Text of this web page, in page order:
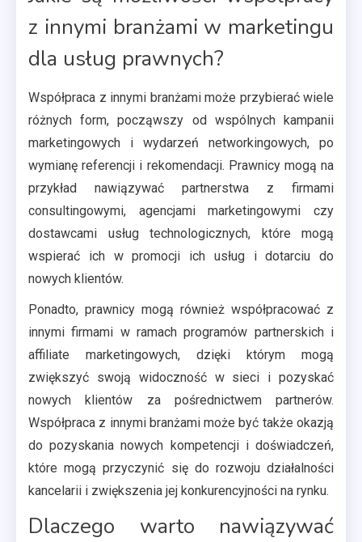
z innymi branżami w marketingu
dla usług prawnych?
Współpraca z innymi branżami może przybierać wiele
różnych form, począwszy od wspólnych kampanii
marketingowych i wydarzeń networkingowych, po
wymianę referencji i rekomendacji. Prawnicy mogą na
przykład nawiązywać partnerstwa z firmami
consultingowymi, agencjami marketingowymi czy
dostawcami usług technologicznych, które mogą
wspierać ich w promocji ich usług i dotarciu do
nowych klientów.
Ponadto, prawnicy mogą również współpracować z
innymi firmami w ramach programów partnerskich i
affiliate marketingowych, dzięki którym mogą
zwiększyć swoją widoczność w sieci i pozyskać
nowych klientów za pośrednictwem partnerów.
Współpraca z innymi branżami może być także okazją
do pozyskania nowych kompetencji i doświadczeń,
które mogą przyczynić się do rozwoju działalności
kancelarii i zwiększenia jej konkurencyjności na rynku.
Dlaczego warto nawiązywać